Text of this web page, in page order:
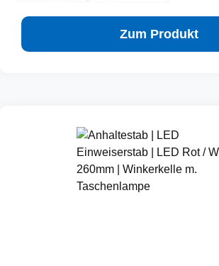
Zum Produkt